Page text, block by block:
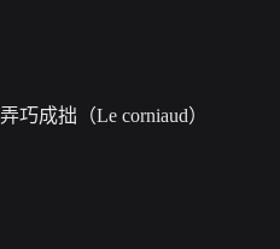
弄巧成拙（Le corniaud）